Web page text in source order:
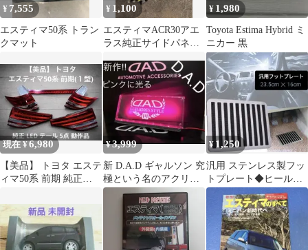
¥ 7,555
エスティマ50系 トラン
クマット
¥ 1,100
エスティマACR30アエ
ラス純正サイドパネル
¥ 1,980
Toyota Estima Hybrid ミ
ニカー 黒
現在 ¥6,980
【美品】 トヨタ エステ
ィマ50系 前期 純正
認済
¥3,999
新 D.A.D ギャルソン 究
極という名のアクリル
プレート ピンクに光る
¥ 1,250
汎用 ステンレス製フッ
トプレート◆ヒールパ
ッド◆フロアマット滑
り止め